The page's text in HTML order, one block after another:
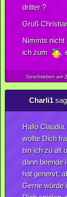
dritter ?
Gruß
Nimmts nicht
ich zum
Geschrieben am
Charli1
Hallo
wollte Dich
bin ich zu alt
dann beende
hat genervt,
Gerne würde